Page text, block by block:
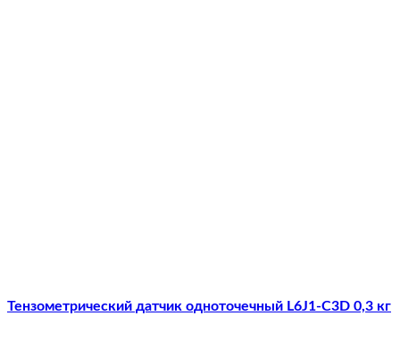
Тензометрический датчик одноточечный L6J1-C3D 0,3 кг